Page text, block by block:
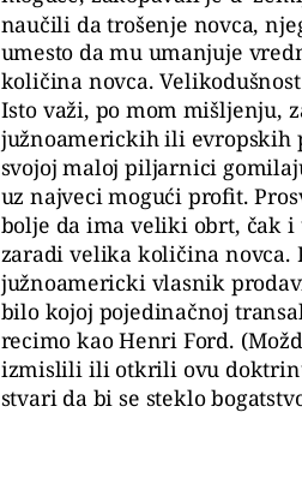
naučili da trošenje novca,
umesto da mu umanjuje
količina novca.
Isto važi, po mom mišljenju,
južnoamerickih ili evropskih
svojoj maloj piljarnici
uz najveci mogući profit.
bolje da ima veliki obrt, čak
zaradi velika količina novca.
južnoamericki vlasnik
bilo kojoj pojedinačnoj
recimo kao Henri Ford.
izmislili ili otkrili ovu
stvari da bi se steklo